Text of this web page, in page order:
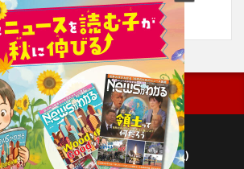
プライバシーポリシー(毎日新聞出版)